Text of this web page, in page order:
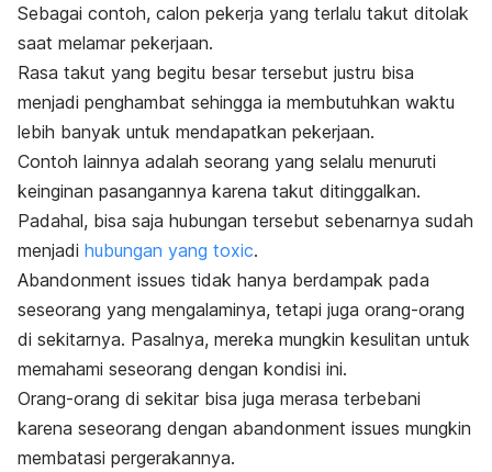
Sebagai contoh, calon pekerja yang terlalu takut ditolak
saat melamar pekerjaan.
Rasa takut yang begitu besar tersebut justru bisa
menjadi penghambat sehingga ia membutuhkan waktu
lebih banyak untuk mendapatkan pekerjaan.
Contoh lainnya adalah seorang yang selalu menuruti
keinginan pasangannya karena takut ditinggalkan.
Padahal, bisa saja hubungan tersebut sebenarnya sudah
menjadi hubungan yang toxic.
Abandonment issues tidak hanya berdampak pada
seseorang yang mengalaminya, tetapi juga orang-orang
di sekitarnya. Pasalnya, mereka mungkin kesulitan untuk
memahami seseorang dengan kondisi ini.
Orang-orang di sekitar bisa juga merasa terbebani
karena seseorang dengan abandonment issues mungkin
membatasi pergerakannya.